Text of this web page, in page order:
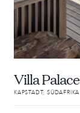
Villa Palace
KAPSTADT; SÜDAFRIKA